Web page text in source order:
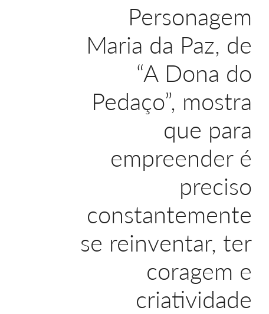
Personagem
Maria da Paz, de
“A Dona do
Pedaço”, mostra
que para
empreender é
preciso
constantemente
se reinventar, ter
coragem e
criatividade